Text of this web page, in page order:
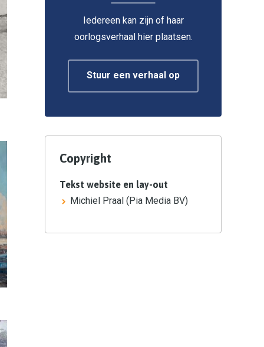
Iedereen kan zijn of haar
oorlogsverhaal hier plaatsen.
Stuur een verhaal op
Copyright
Tekst website en lay-out
Michiel Praal (Pia Media BV)